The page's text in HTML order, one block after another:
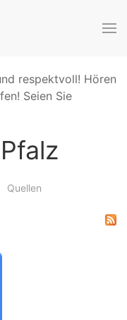
respektvoll! Hören
Seien Sie
Quellen